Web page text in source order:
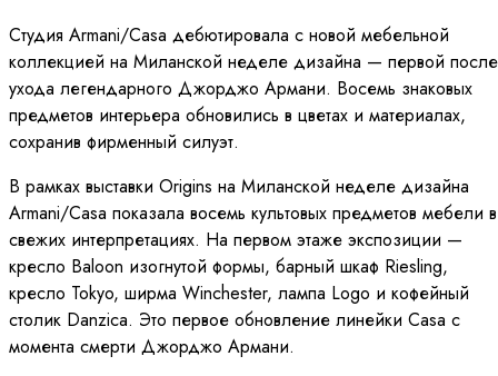
Студия Armani/Casa дебютировала с новой мебельной
коллекцией на Миланской неделе дизайна — первой после
ухода легендарного Джорджо Армани. Восемь знаковых
предметов интерьера обновились в цветах и материалах,
сохранив фирменный силуэт.
В рамках выставки Origins на Миланской неделе дизайна
Armani/Casa показала восемь культовых предметов мебели в
свежих интерпретациях. На первом этаже экспозиции —
кресло Baloon изогнутой формы, барный шкаф Riesling,
кресло Tokyo, ширма Winchester, лампа Logo и кофейный
столик Danzica. Это первое обновление линейки Casa с
момента смерти Джорджо Армани.